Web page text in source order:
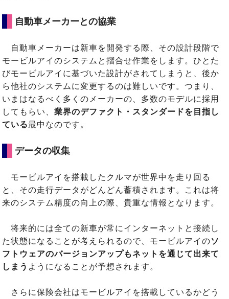
自動車メーカーとの協業
自動車メーカーは新車を開発する際、その設計段階で
モービルアイのシステムと摺合せ作業をします。ひとた
びモービルアイに基づいた設計がされてしまうと、後か
ら他社のシステムに変更するのは難しいです。つまり、
いまはなるべく多くのメーカーの、多数のモデルに採用
してもらい、業界のデファクト・スタンダードを目指し
ている最中なのです。
データの収集
モービルアイを搭載したクルマが世界中を走り回る
と、その走行データがどんどん蓄積されます。これは将
来のシステム精度の向上の際、貴重な情報となります。
将来的には全ての新車が常にインターネットと接続し
た状態になることが考えられるので、モービルアイのソ
フトウェアのバージョンアップもネットを通じて出来て
しまう ようになることが予想されます。
さらに保険会社はモービルアイを搭載しているかどう